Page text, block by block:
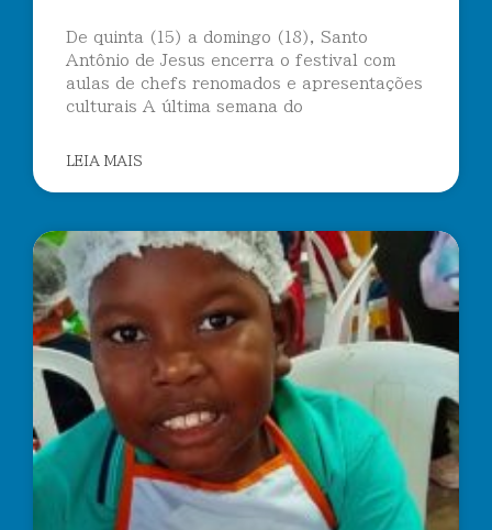
De quinta (15) a domingo (18), Santo
Antônio de Jesus encerra o festival com
aulas de chefs renomados e apresentações
culturais A última semana do
LEIA MAIS